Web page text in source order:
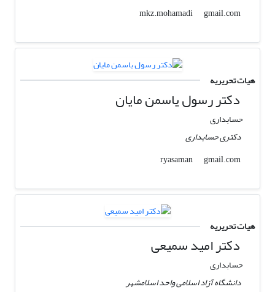
mkz.mohamadi
gmail.com
هیات تحریریه
دکتر رسول یاسمن مایان
حسابداری
دکتری حسابداری
ryasaman
gmail.com
هیات تحریریه
دکتر امید سمیعی
حسابداری
دانشگاه آزاد اسلامی واحد اسلامشهر